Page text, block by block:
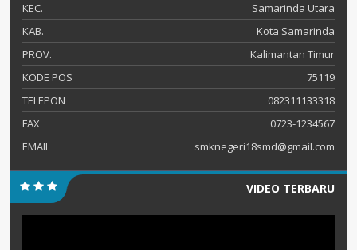
KEC.
Samarinda Utara
KAB.
Kota Samarinda
PROV.
Kalimantan Timur
KODE POS
75119
TELEPON
082311133318
FAX
0723-1234567
EMAIL
smknegeri18smd@gmail.com
VIDEO TERBARU